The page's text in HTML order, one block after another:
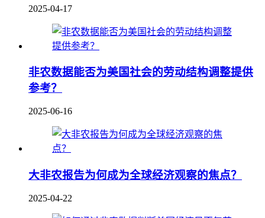
2025-04-17
非农数据能否为美国社会的劳动结构调整提供
参考？
2025-06-16
大非农报告为何成为全球经济观察的焦点？
2025-04-22